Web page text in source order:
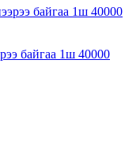
байгаа 1ш 40000